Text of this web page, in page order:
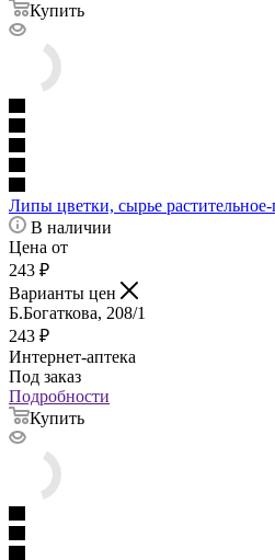
Купить
Липы цветки, сырье
В наличии
Цена от
243 ₽
Варианты цен
Б.Богаткова, 208/1
243 ₽
Интернет-аптека
Под заказ
Подробности
Купить